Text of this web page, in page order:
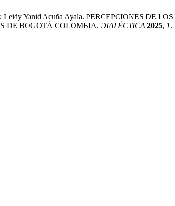
Leidy Yanid Acuña Ayala. PERCEPCIONES DE
DE BOGOTÁ COLOMBIA. DIALÉCTICA 2025, 1.